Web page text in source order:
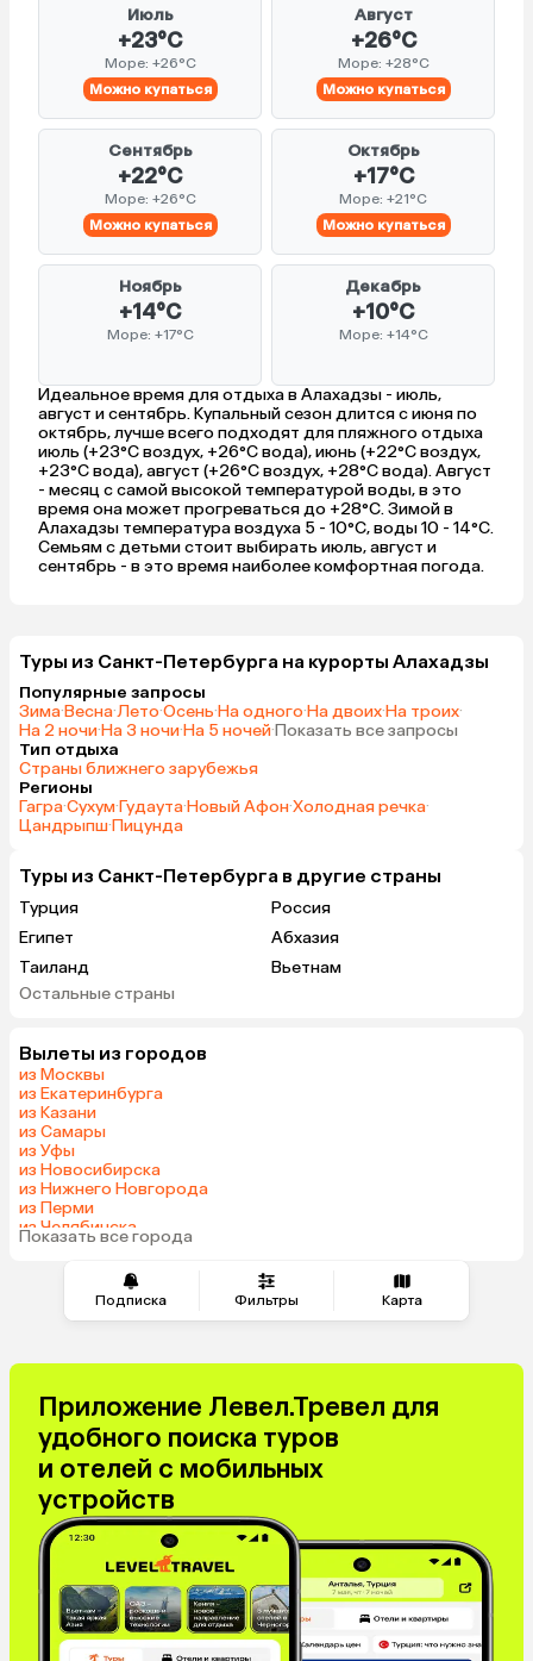
Подписка Фильтры Карта
Июль
+23°C
Море: +26°C
Можно купаться
Август
+26°C
Море: +28°C
Можно купаться
Сентябрь
+22°C
Море: +26°C
Можно купаться
Октябрь
+17°C
Море: +21°C
Можно купаться
Ноябрь
+14°C
Море: +17°C
Декабрь
+10°C
Море: +14°C
Идеальное время для отдыха в Алахадзы - июль,
август и сентябрь. Купальный сезон длится с июня по
октябрь, лучше всего подходят для пляжного отдыха
июль (+23°C воздух, +26°C вода), июнь (+22°C воздух,
+23°C вода), август (+26°C воздух, +28°C вода). Август
- месяц с самой высокой температурой воды, в это
время она может прогреваться до +28°C. Зимой в
Алахадзы температура воздуха 5 - 10°C, воды 10 - 14°C.
Семьям с детьми стоит выбирать июль, август и
сентябрь - в это время наиболее комфортная погода.
Туры из Санкт-Петербурга на курорты Алахадзы
Популярные запросы
Зима·Весна·Лето·Осень·На одного·На двоих·На троих·
На 2 ночи·На 3 ночи·На 5 ночей·Показать все запросы
Тип отдыха
Страны ближнего зарубежья
Регионы
Гагра·Сухум·Гудаута·Новый Афон·Холодная речка·
Цандрыпш·Пицунда
Туры из Санкт-Петербурга в другие страны
Турция
Россия
Египет
Абхазия
Таиланд
Вьетнам
ОАЭ
Кипр
Саудовская Аравия
Остальные страны
Вылеты из городов
из Москвы
из Екатеринбурга
из Казани
из Самары
из Уфы
из Новосибирска
из Нижнего Новгорода
из Перми
из Челябинска
из Омска
Показать все города
Приложение Левел.Тревел для
удобного поиска туров
и отелей с мобильных
устройств